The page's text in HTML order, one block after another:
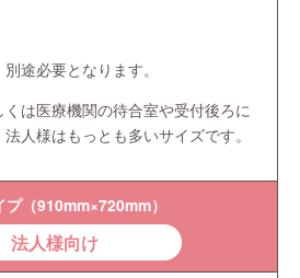
途必要となります。
は医療機関の待合室や受付後ろに
人様はもっとも多いサイズです。
（910mm×720mm）
法人様向け